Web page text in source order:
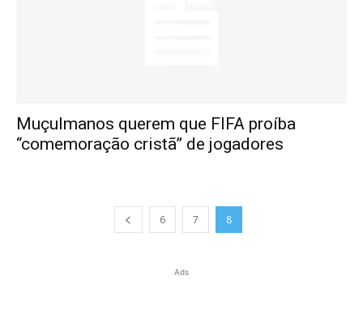
Muçulmanos querem que FIFA proíba
“comemoração cristã” de jogadores
6 7 8
Ads